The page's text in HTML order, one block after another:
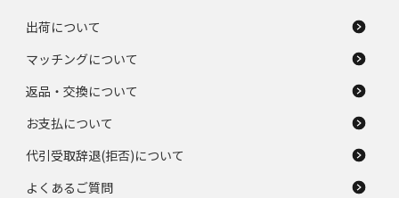
出荷について
マッチングについて
返品・交換について
お支払について
代引受取辞退(拒否)について
よくあるご質問